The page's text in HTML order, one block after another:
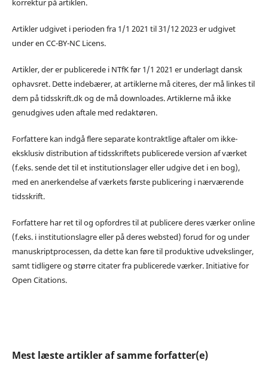
korrektur på artiklen.
Artikler udgivet i perioden fra 1/1 2021 til 31/12 2023 er udgivet
under en CC-BY-NC Licens.
Artikler, der er publicerede i NTfK før 1/1 2021 er underlagt dansk
ophavsret. Dette indebærer, at artiklerne må citeres, der må linkes til
dem på tidsskrift.dk og de må downloades. Artiklerne må ikke
genudgives uden aftale med redaktøren.
Forfattere kan indgå flere separate kontraktlige aftaler om ikke-
eksklusiv distribution af tidsskriftets publicerede version af værket
(f.eks. sende det til et institutionslager eller udgive det i en bog),
med en anerkendelse af værkets første publicering i nærværende
tidsskrift.
Forfattere har ret til og opfordres til at publicere deres værker online
(f.eks. i institutionslagre eller på deres websted) forud for og under
manuskriptprocessen, da dette kan føre til produktive udvekslinger,
samt tidligere og større citater fra publicerede værker. Initiative for
Open Citations.
Mest læste artikler af samme forfatter(e)